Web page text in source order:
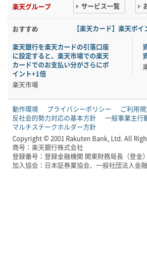
楽天グループ サービス一覧
おすすめ
【楽天カード】楽天ポ
楽天銀行を楽天カードの引落口座
に設定すると、楽天市場での楽天
カードでのお支払い分がさらにポ
イント+1倍
楽天市場
動作環境 プライバシーポリシー ご利用
反社会的勢力対応の基本方針
一般事業主行
マルチステークホルダー方針
Copyright © 2001 Rakuten Bank, Ltd. All
商号：楽天銀行株式会社
登録番号：登録金融機関 関東財務局長（登金
加入協会：日本証券業協会、一般社団法人金